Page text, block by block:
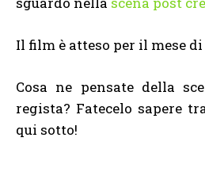
Il film è atteso per il mese
Cosa ne pensate della
regista? Fatecelo sapere
qui sotto!